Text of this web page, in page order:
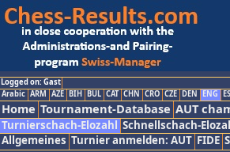
Logged on: Gast
Arabic ARM AZE BIH BUL CAT CHN CRO CZE DEN ENG
Home Tournament-Database AUT
Turnierschach-Elozahl Schnellschach-
Allgemeines Turnier anmelden: AUT FIDE